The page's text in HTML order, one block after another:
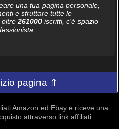
una tua pagina personale,
e sfruttare tutte le
oltre 261000iscritti, c'è spazio
pagina ⇑
Amazon ed Ebay e riceve una
attraverso link affiliati.